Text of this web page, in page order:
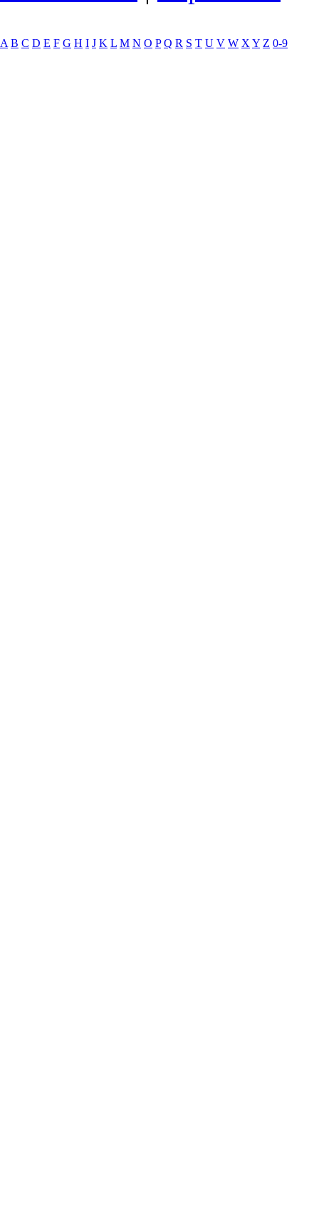
A B C D E F G H I J K L M N O P Q R S T U V W X Y Z 0-9